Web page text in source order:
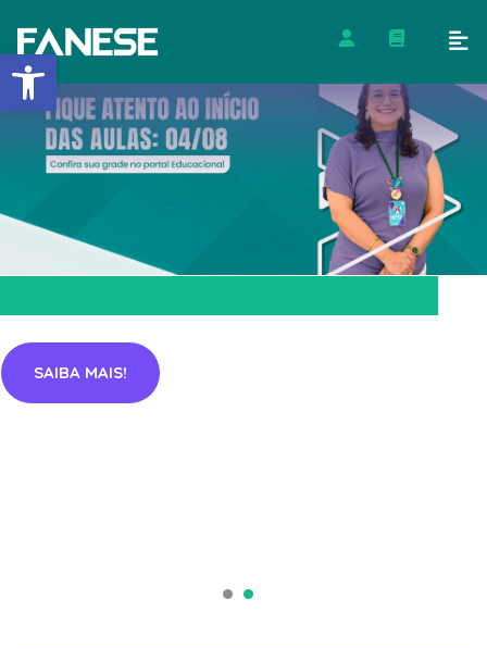
Barra de Ferramentas
SAIBA MAIS!